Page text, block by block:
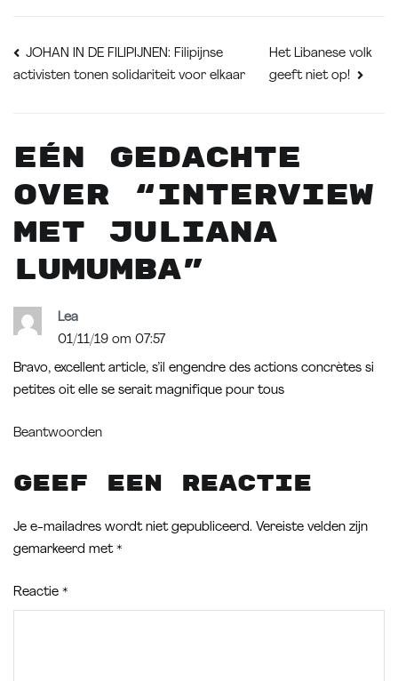
Bericht
JOHAN IN DE FILIPIJNEN: Filipijnse
activisten tonen solidariteit voor elkaar
Het Libanese volk
geeft niet op!
Eén gedachte
over “Interview
met Juliana
Lumumba”
Lea
01/11/19 om 07:57
Bravo, excellent article, s’il engendre des actions concrètes si
petites oit elle se serait magnifique pour tous
Beantwoorden
Geef een reactie
Je e-mailadres wordt niet gepubliceerd. Vereiste velden zijn
gemarkeerd met *
Reactie *